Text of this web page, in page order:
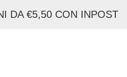
DA €5,50 CON INPOST